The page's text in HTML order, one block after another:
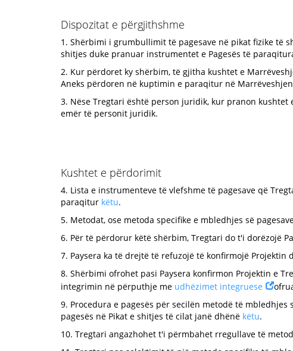
Dispozitat e përgjithshme
1. Shërbimi i grumbullimit të pagesave në pikat fizike të
shitjes duke pranuar instrumentet e Pagesës të
2. Kur përdoret ky shërbim, të gjitha kushtet e
Aneks përdoren në kuptimin e paraqitur në
3. Nëse Tregtari është person juridik, kur pranon
emër të personit juridik.
Kushtet e përdorimit
4. Lista e instrumenteve të vlefshme të pagesave që
paraqitur këtu.
5. Metodat, ose metoda specifike e mbledhjes së
6. Për të përdorur këtë shërbim, Tregtari do t'i dorëzojë
7. Paysera ka të drejtë të refuzojë të konfirmojë
8. Shërbimi ofrohet pasi Paysera konfirmon Projektin e
integrimin në përputhje me udhëzimet integruese
9. Procedura e pagesës për secilën metodë të
pagesës në Pikat e shitjes të cilat janë dhënë këtu.
10. Tregtari angazhohet t'i përmbahet rregullave të